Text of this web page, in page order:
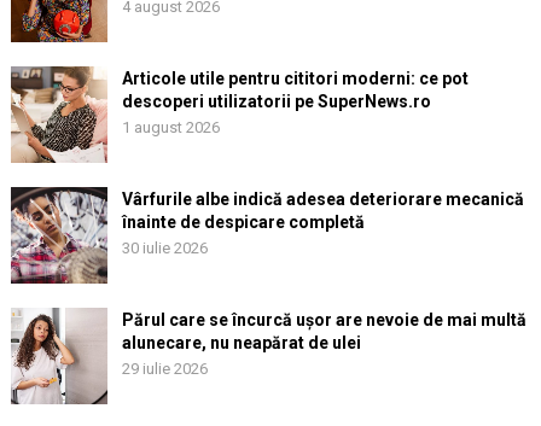
4 august 2026
Articole utile pentru cititori moderni: ce pot
descoperi utilizatorii pe SuperNews.ro
1 august 2026
Vârfurile albe indică adesea deteriorare mecanică
înainte de despicare completă
30 iulie 2026
Părul care se încurcă ușor are nevoie de mai multă
alunecare, nu neapărat de ulei
29 iulie 2026